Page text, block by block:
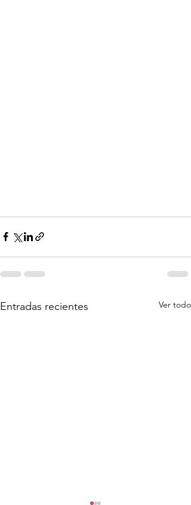
Entradas recientes Ver todo